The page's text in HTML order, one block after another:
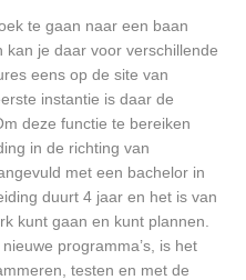
te gaan naar een baan
je daar voor verschillende
eens op de site van
instantie is daar de
deze functie te bereiken
in de richting van
met een bachelor in
duurt 4 jaar en het is van
kunt gaan en kunt plannen.
programma’s, is het
testen en met de